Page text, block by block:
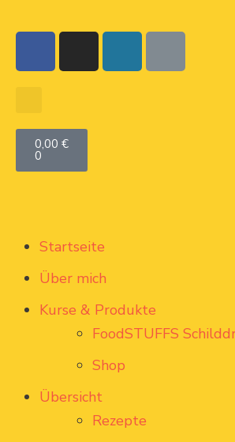
0,00 €
0
Startseite
Über mich
Kurse & Produkte
FoodSTUFFS
Shop
Übersicht
Rezepte